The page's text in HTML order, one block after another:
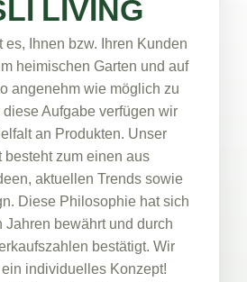
LIVING
es, Ihnen bzw. Ihren Kunden
heimischen Garten und auf
angenehm wie möglich zu
Aufgabe verfügen wir
an Produkten. Unser
besteht zum einen aus
aktuellen Trends sowie
Diese Philosophie hat sich
Jahren bewährt und durch
bestätigt. Wir
individuelles Konzept!